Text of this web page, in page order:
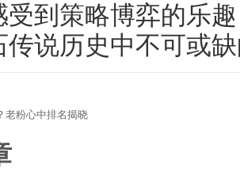
受到策略博弈的乐
传说历史中不可或
老粉心中排名揭晓